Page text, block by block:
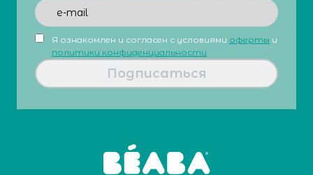
Я ознакомлен и согласен с условиями оферты и
политики конфиденциальности
Подписаться